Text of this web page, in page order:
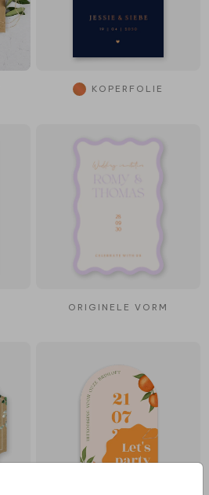
KOPERFOLIE
ORIGINELE VORM